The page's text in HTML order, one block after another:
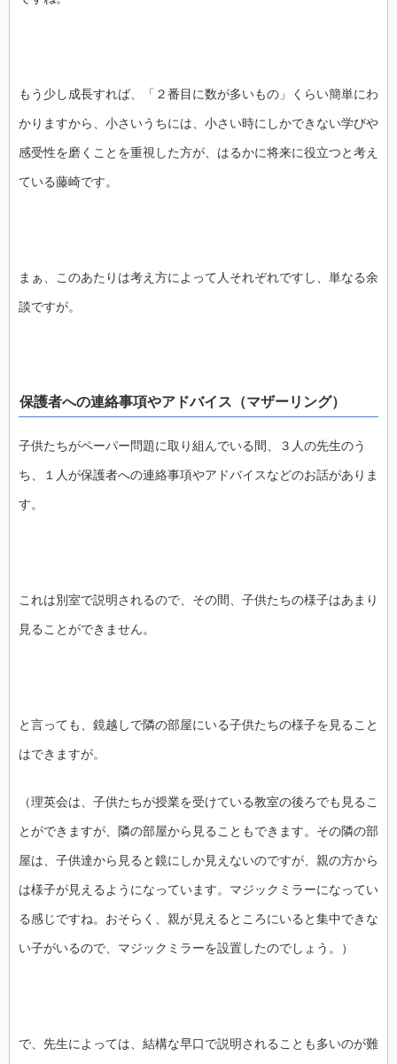
もう少し成長すれば、「２番目に数が多いもの」くらい簡単にわ
かりますから、小さいうちには、小さい時にしかできない学びや
感受性を磨くことを重視した方が、はるかに将来に役立つと考え
ている藤崎です。
まぁ、このあたりは考え方によって人それぞれですし、単なる余
談ですが。
保護者への連絡事項やアドバイス（マザーリング）
子供たちがペーパー問題に取り組んでいる間、３人の先生のう
ち、１人が保護者への連絡事項やアドバイスなどのお話がありま
す。
これは別室で説明されるので、その間、子供たちの様子はあまり
見ることができません。
と言っても、鏡越しで隣の部屋にいる子供たちの様子を見ること
はできますが。
（理英会は、子供たちが授業を受けている教室の後ろでも見るこ
とができますが、隣の部屋から見ることもできます。その隣の部
屋は、子供達から見ると鏡にしか見えないのですが、親の方から
は様子が見えるようになっています。マジックミラーになってい
る感じですね。おそらく、親が見えるところにいると集中できな
い子がいるので、マジックミラーを設置したのでしょう。）
で、先生によっては、結構な早口で説明されることも多いのが難